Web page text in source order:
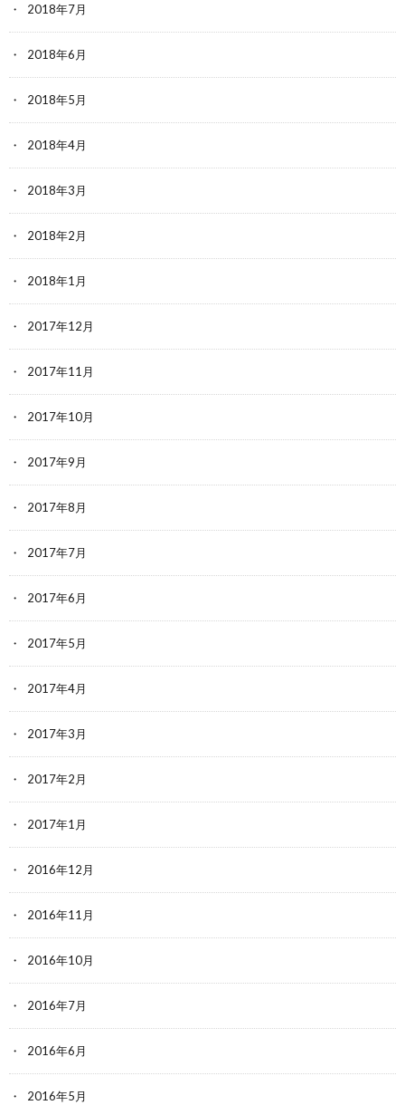
2018年7月
2018年6月
2018年5月
2018年4月
2018年3月
2018年2月
2018年1月
2017年12月
2017年11月
2017年10月
2017年9月
2017年8月
2017年7月
2017年6月
2017年5月
2017年4月
2017年3月
2017年2月
2017年1月
2016年12月
2016年11月
2016年10月
2016年7月
2016年6月
2016年5月